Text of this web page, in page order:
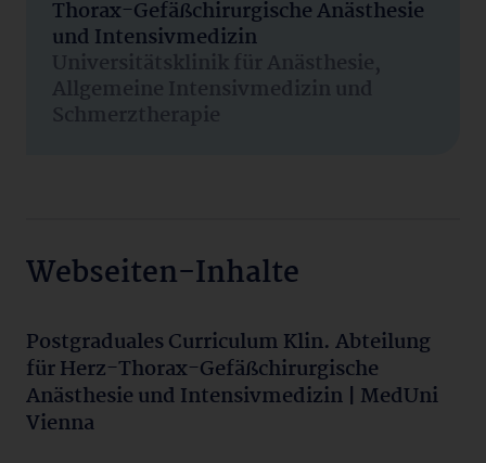
Thorax-Gefäßchirurgische Anästhesie
und Intensivmedizin
Universitätsklinik für Anästhesie,
Allgemeine Intensivmedizin und
Schmerztherapie
Webseiten-Inhalte
Postgraduales Curriculum Klin. Abteilung
für Herz-Thorax-Gefäßchirurgische
Anästhesie und Intensivmedizin | MedUni
Vienna